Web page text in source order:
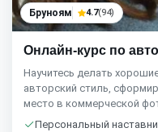
Бруноям 4.7(94)
Онлайн-курс по
Научитесь делать
авторский стиль,
место в коммерческой
Персональный